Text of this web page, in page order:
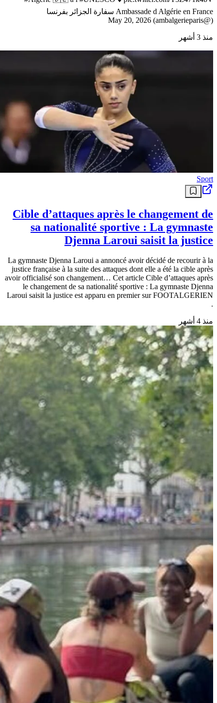
Ambassade d Algérie en France سفارة الجزائر بفرنسا
(@ambalgerieparis) May 20, 2026
منذ 3 أشهر
Sport
Cible d’attaques après le changement de
sa nationalité sportive : La gymnaste
Djenna Laroui saisit la justice
La gymnaste Djenna Laroui a annoncé avoir décidé de recourir à la
justice française à la suite des attaques dont elle a été la cible après
avoir officialisé son changement… Cet article Cible d’attaques après
le changement de sa nationalité sportive : La gymnaste Djenna
Laroui saisit la justice est apparu en premier sur FOOTALGERIEN
.
منذ 4 أشهر